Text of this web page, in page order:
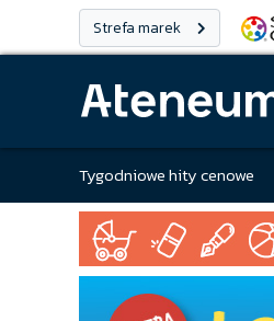
Strefa marek
Tygodniowe hity cenowe